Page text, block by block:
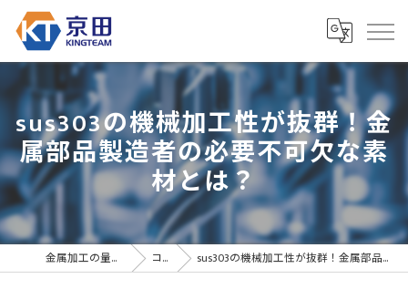
sus303の機械加工性が抜群！金
属部品製造者の必要不可欠な素
材とは？
金属加工の量産なら京田精密 コラム sus303の機械加工性が抜群！金属部品製造者の必要不可欠な素材とは？